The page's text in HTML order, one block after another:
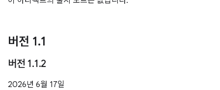
버전 1.1
버전 1.1.2
2026년 6월 17일